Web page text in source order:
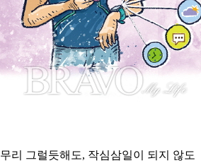
리 그럴듯해도, 작심삼일이 되지 않도